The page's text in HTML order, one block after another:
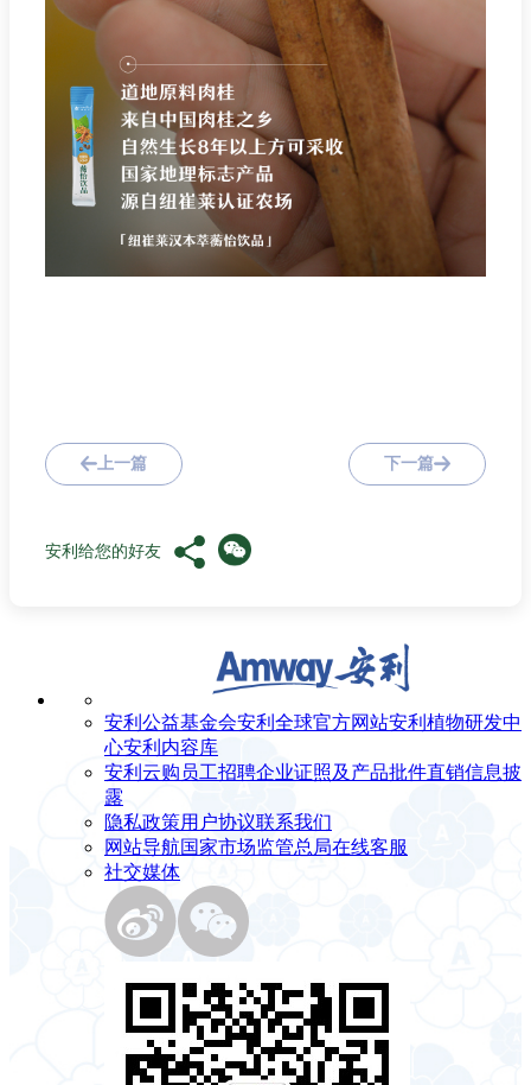
上一篇 下一篇
安利给您的好友
安利公益基金会安利全球官方网站安利植物研发中
心安利内容库
安利云购 员工招聘企业证照及产品批件直销信息披
露
隐私政策用户协议联系我们
网站导航国家市场监管总局在线客服
社交媒体